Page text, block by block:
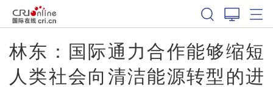
林东：国际通力合作能够缩短
人类社会向清洁能源转型的进